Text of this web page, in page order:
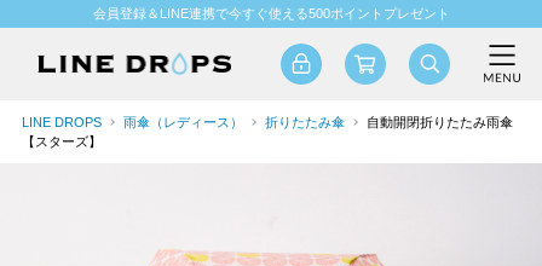
会員登録＆LINE連携で今すぐ使える500ポイントプレゼント
LINE DROPS 雨傘（レディース） 折りたたみ傘
自動開閉折りたたみ雨傘
【スターズ】